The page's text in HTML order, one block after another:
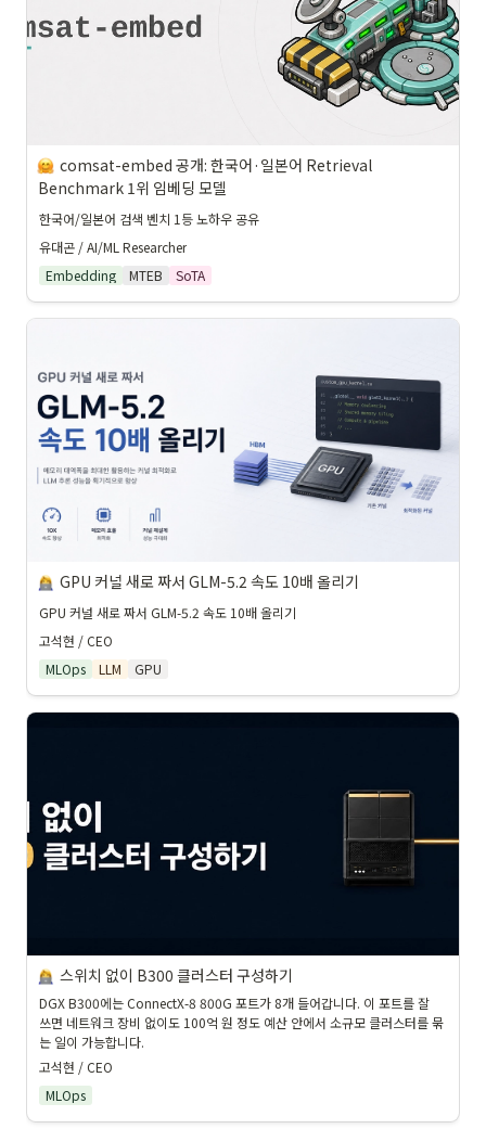
comsat-embed 공개: 한국어·일본어 Retrieval
Benchmark 1위 임베딩 모델
한국어/일본어 검색 벤치 1등 노하우 공유
유대곤 / AI/ML Researcher
Embedding
MTEB SoTA
GPU 커널 새로 짜서 GLM-5.2 속도 10배 올리기
GPU 커널 새로 짜서 GLM-5.2 속도 10배 올리기
고석현 / CEO
MLOps
LLM GPU
스위치 없이 B300 클러스터 구성하기
DGX B300에는 ConnectX-8 800G 포트가 8개 들어갑니다. 이 포트를 잘
쓰면 네트워크 장비 없이도 100억 원 정도 예산 안에서 소규모 클러스터를 묶
는 일이 가능합니다.
고석현 / CEO
MLOps